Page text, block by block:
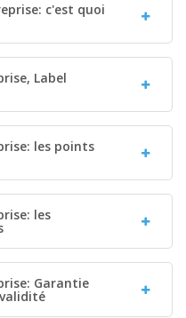
c'est quoi
Label
les points
les
Garantie